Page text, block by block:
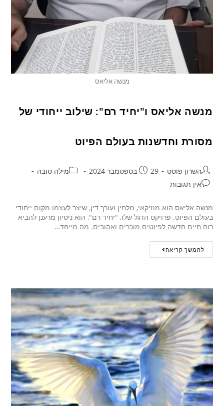
מנשה אליאס
מנשה אליאס ו"יחיד רם": שילוב ייחודי של
מסורת וחדשנות בעולם הפיוט
השרון פוסט 29 בספטמבר 2024
מילה טובה
אין תגובות
מנשה אליאס הוא מוזיקאי, מלחין ועורך דין, שיצר לעצמו מקום ייחודי
בעולם הפיוט. פרויקט הדגל שלו, "יחיד רם", הוא ניסיון מרענן להביא
רוח חיים חדשה לפיוטים מוכרים ואהובים. מה מייחד…
להמשך קריאה